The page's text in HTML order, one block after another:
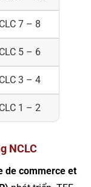
7 – 8
5 – 6
3 – 4
1 – 2
NCLC
de commerce et